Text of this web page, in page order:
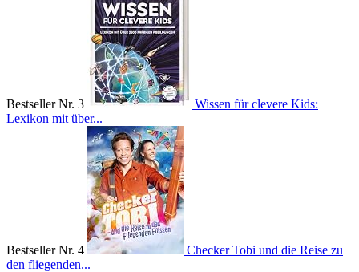
Bestseller Nr. 3
Wissen für clevere Kids:
Lexikon mit über...
Bestseller Nr. 4
Checker Tobi und die Reise zu
den fliegenden...